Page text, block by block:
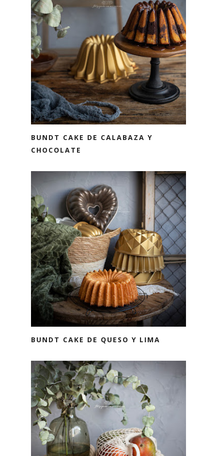
BUNDT CAKE DE CALABAZA Y
CHOCOLATE
BUNDT CAKE DE QUESO Y LIMA